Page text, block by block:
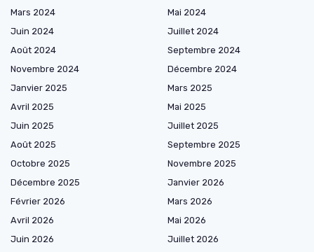
Mars 2024
Mai 2024
Juin 2024
Juillet 2024
Août 2024
Septembre 2024
Novembre 2024
Décembre 2024
Janvier 2025
Mars 2025
Avril 2025
Mai 2025
Juin 2025
Juillet 2025
Août 2025
Septembre 2025
Octobre 2025
Novembre 2025
Décembre 2025
Janvier 2026
Février 2026
Mars 2026
Avril 2026
Mai 2026
Juin 2026
Juillet 2026